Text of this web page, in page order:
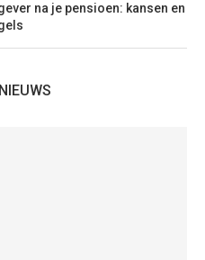
na je pensioen: kansen en